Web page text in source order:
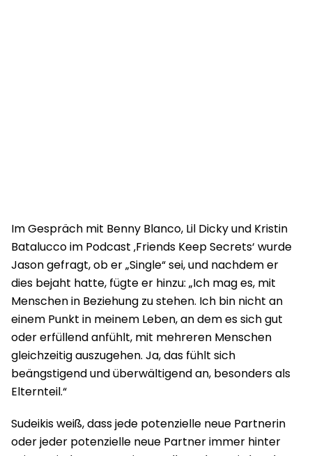
Im Gespräch mit Benny Blanco, Lil Dicky und Kristin
Batalucco im Podcast ‚Friends Keep Secrets‘ wurde
Jason gefragt, ob er „Single“ sei, und nachdem er
dies bejaht hatte, fügte er hinzu: „Ich mag es, mit
Menschen in Beziehung zu stehen. Ich bin nicht an
einem Punkt in meinem Leben, an dem es sich gut
oder erfüllend anfühlt, mit mehreren Menschen
gleichzeitig auszugehen. Ja, das fühlt sich
beängstigend und überwältigend an, besonders als
Elternteil.“
Sudeikis weiß, dass jede potenzielle neue Partnerin
oder jeder potenzielle neue Partner immer hinter